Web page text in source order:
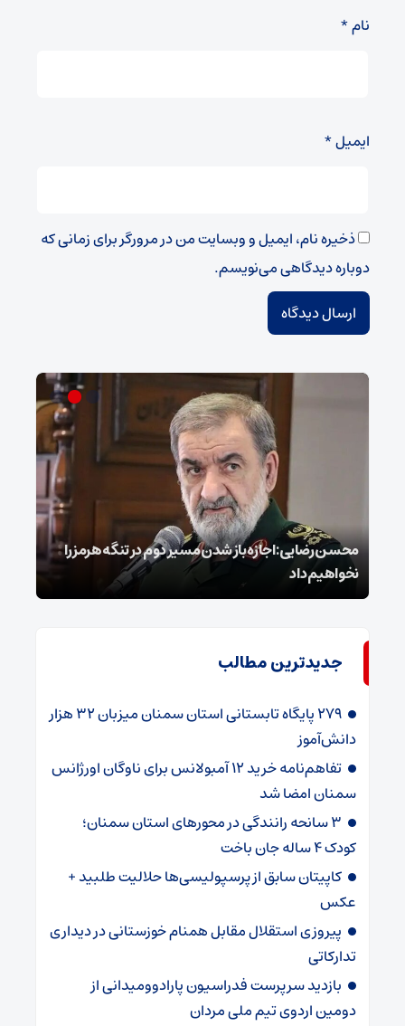
نام*
ایمیل*
ذخیره نام، ایمیل و وبسایت من در مرورگر برای زمانی که
دوباره دیدگاهی می‌نویسم.
محسن رضایی: اجازه باز شدن مسیر دوم در تنگه هرمز را
نخواهیم داد
جدیدترین مطالب
۲۷۹ پایگاه تابستانی استان سمنان میزبان ۳۲ هزار
دانش‌آموز
تفاهم‌نامه خرید ۱۲ آمبولانس برای ناوگان اورژانس
سمنان امضا شد
۳ سانحه رانندگی در محورهای استان سمنان؛
کودک ۴ ساله جان باخت
کاپیتان سابق از پرسپولیسی‌ها حلالیت طلبید +
عکس
پیروزی استقلال مقابل همنام خوزستانی در دیداری
تدارکاتی
بازدید سرپرست فدراسیون پارادوومیدانی از
دومین اردوی تیم ملی مردان